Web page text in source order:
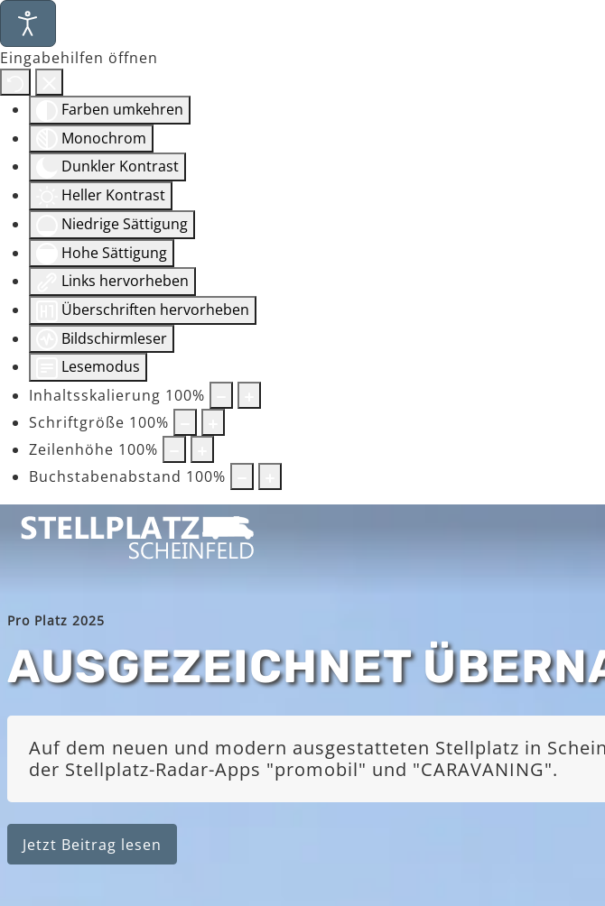
Eingabehilfen öffnen
Farben umkehren
Monochrom
Dunkler Kontrast
Heller Kontrast
Niedrige Sättigung
Hohe Sättigung
Links hervorheben
Überschriften hervorheben
Bildschirmleser
Lesemodus
Inhaltsskalierung 100%
Schriftgröße 100%
Zeilenhöhe 100%
Buchstabenabstand 100%
Pro Platz 2025
AUSGEZEICHNET
Auf dem neuen und modern ausgestatteten Stellplatz in
der Stellplatz-Radar-Apps "promobil" und "CARAVANING".
Jetzt Beitrag lesen